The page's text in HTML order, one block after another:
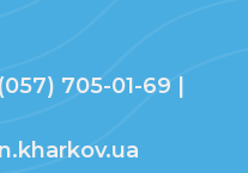
705-01-69 |